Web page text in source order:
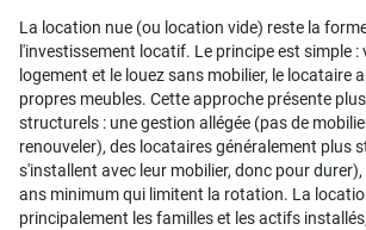
La location nue (ou location vide) reste la
l'investissement locatif. Le principe est simple :
logement et le louez sans mobilier, le locataire
propres meubles. Cette approche présente
structurels : une gestion allégée (pas de
renouveler), des locataires généralement plus
s'installent avec leur mobilier, donc pour durer),
ans minimum qui limitent la rotation. La
principalement les familles et les actifs